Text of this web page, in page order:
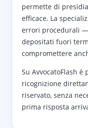
permette di
efficace. La
errori procedurali —
depositati fuori
compromettere
Su AvvocatoFlash
ricognizione
riservato, senza
prima risposta